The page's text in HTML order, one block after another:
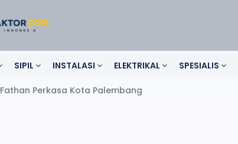
SIPIL INSTALASI ELEKTRIKAL SPESIALIS
Fathan Perkasa Kota Palembang